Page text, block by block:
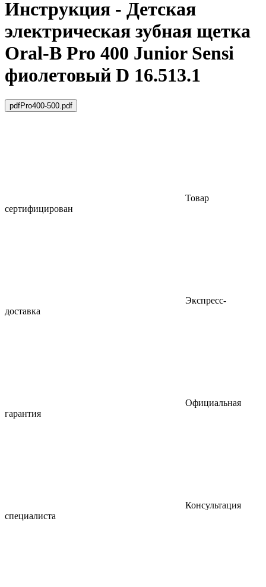
Инструкция - Детская
электрическая зубная щетка
Oral-B Pro 400 Junior Sensi
фиолетовый D 16.513.1
pdfPro400-500.pdf
Товар
сертифицирован
Экспресс-
доставка
Официальная
гарантия
Консультация
специалиста